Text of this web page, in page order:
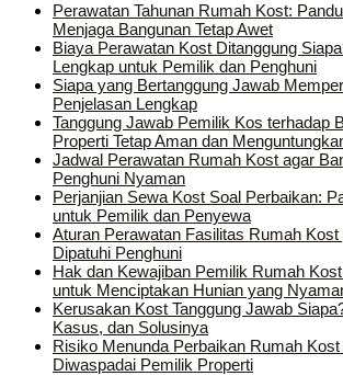
Perawatan Tahunan Rumah Kost:
Menjaga Bangunan Tetap Awet
Biaya Perawatan Kost Ditanggung
Lengkap untuk Pemilik dan Penghuni
Siapa yang Bertanggung Jawab
Penjelasan Lengkap
Tanggung Jawab Pemilik Kos terhadap
Properti Tetap Aman dan
Jadwal Perawatan Rumah Kost agar
Penghuni Nyaman
Perjanjian Sewa Kost Soal Perbaikan:
untuk Pemilik dan Penyewa
Aturan Perawatan Fasilitas Rumah Kost
Dipatuhi Penghuni
Hak dan Kewajiban Pemilik Rumah
untuk Menciptakan Hunian yang
Kerusakan Kost Tanggung Jawab
Kasus, dan Solusinya
Risiko Menunda Perbaikan Rumah Kost
Diwaspadai Pemilik Properti